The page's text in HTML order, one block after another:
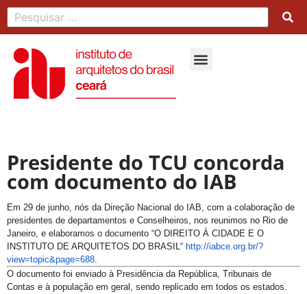
Presidente do TCU concorda
com documento do IAB
Em 29 de junho, nós da Direção Nacional do IAB, com a colaboração de
presidentes de departamentos e Conselheiros, nos reunimos no Rio de
Janeiro, e elaboramos o documento “O DIREITO À CIDADE E O
INSTITUTO DE ARQUITETOS DO BRASIL“ http://iabce.org.br/?
view=topic&page=688.
O documento foi enviado à Presidência da República, Tribunais de
Contas e à população em geral, sendo replicado em todos os estados.